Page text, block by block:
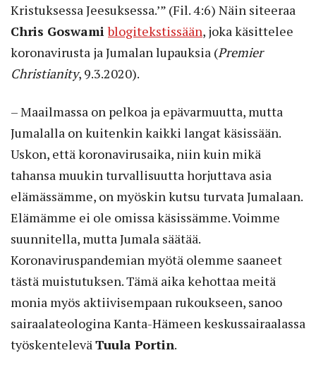
Kristuksessa Jeesuksessa.’” (Fil. 4:6) Näin siteeraa
Chris Goswamiblogitekstissään, joka käsittelee
koronavirusta ja Jumalan lupauksia (Premier
Christianity, 9.3.2020).
– Maailmassa on pelkoa ja epävarmuutta, mutta
Jumalalla on kuitenkin kaikki langat käsissään.
Uskon, että koronavirusaika, niin kuin mikä
tahansa muukin turvallisuutta horjuttava asia
elämässämme, on myöskin kutsu turvata Jumalaan.
Elämämme ei ole omissa käsissämme. Voimme
suunnitella, mutta Jumala säätää.
Koronaviruspandemian myötä olemme saaneet
tästä muistutuksen. Tämä aika kehottaa meitä
monia myös aktiivisempaan rukoukseen, sanoo
sairaalateologina Kanta-Hämeen keskussairaalassa
työskentelevä Tuula Portin.